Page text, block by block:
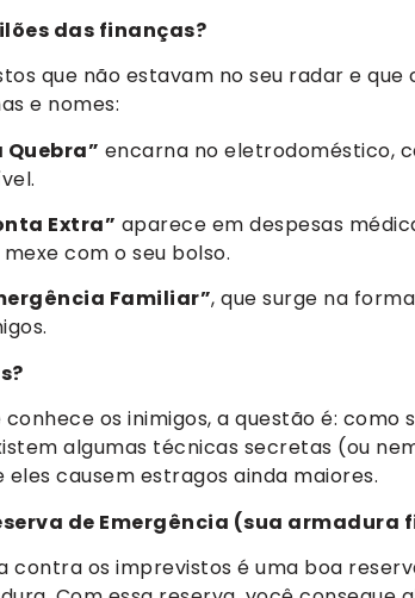
das finanças?
que não estavam no seu radar e
e nomes:
Quebra” encarna no eletrodoméstico,
Extra” aparece em despesas
com o seu bolso.
Familiar”, que surge na
os inimigos, a questão é:
algumas técnicas secretas (ou
eles causem estragos ainda maiores.
de Emergência (sua armadura
contra os imprevistos é uma boa